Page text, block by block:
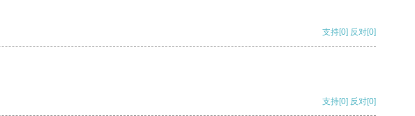
支持[0] 反对[0]
支持[0] 反对[0]